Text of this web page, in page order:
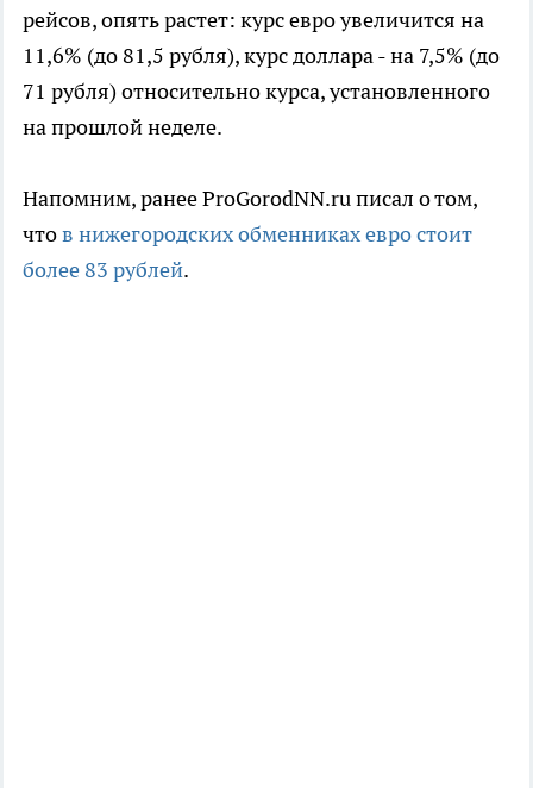
рейсов, опять растет: курс евро увеличится на
11,6% (до 81,5 рубля), курс доллара - на 7,5% (до
71 рубля) относительно курса, установленного
на прошлой неделе.
Напомним, ранее ProGorodNN.ru писал о том,
чтов нижегородских обменниках евро стоит
более 83 рублей.